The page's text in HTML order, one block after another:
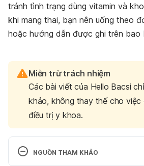
tránh tình trạng dùng vitamin và
khi mang thai, bạn nên uống theo
hoặc hướng dẫn được ghi trên bao
Miễn trừ trách nhiệm
Các bài viết của Hello Bacsi
khảo, không thay thế cho việc
điều trị y khoa.
NGUỒN THAM KHẢO